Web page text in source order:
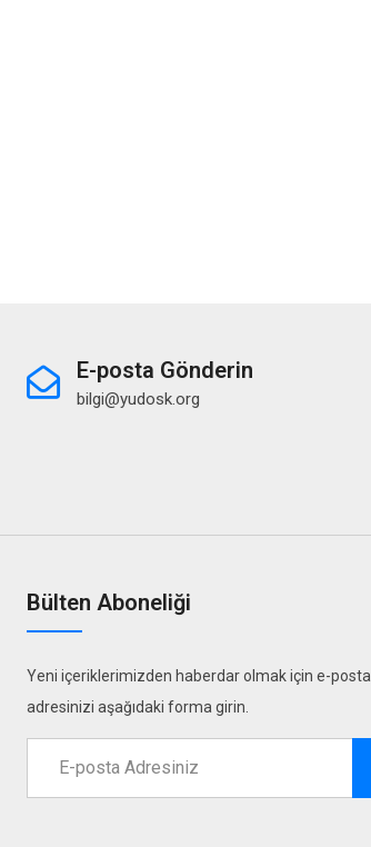
E-posta Gönderin
bilgi@yudosk.org
Bülten Aboneliği
Yeni içeriklerimizden haberdar olmak için e-posta
adresinizi aşağıdaki forma girin.